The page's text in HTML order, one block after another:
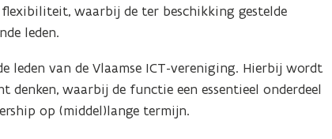
waarbij de ter beschikking gestelde
leden.
van de Vlaamse ICT-vereniging. Hierbij wordt
waarbij de functie een essentieel onderdeel
op (middel)lange termijn.